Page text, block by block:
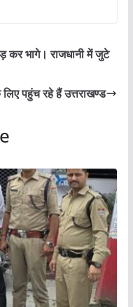
कर भागे। राजधानी में जुटे
पहुंच रहे हैं उत्तराखण्ड